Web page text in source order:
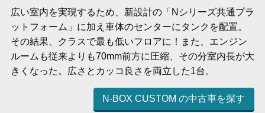
広い室内を実現するため、新設計の「Nシリーズ共通プラ
ットフォーム」に加え車体のセンターにタンクを配置。
その結果、クラスで最も低いフロアに！また、エンジン
ルームも従来よりも70mm前方に圧縮、その分室内長が大
きくなった。広さとカッコ良さを両立した1台。
N-BOX CUSTOM の中古車を探す